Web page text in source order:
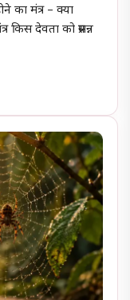
का मंत्र – क्या
देवता को प्रसन्न